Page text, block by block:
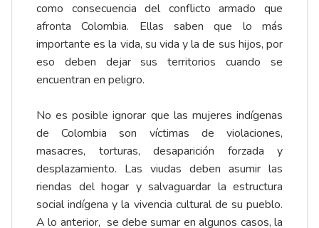
como consecuencia del conflicto armado que
afronta Colombia. Ellas saben que lo más
importante es la vida, su vida y la de sus hijos, por
eso deben dejar sus territorios cuando se
encuentran en peligro.
No es posible ignorar que las mujeres indígenas
de Colombia son víctimas de violaciones,
masacres, torturas, desaparición forzada y
desplazamiento. Las viudas deben asumir las
riendas del hogar y salvaguardar la estructura
social indígena y la vivencia cultural de su pueblo.
A lo anterior, se debe sumar en algunos casos, la